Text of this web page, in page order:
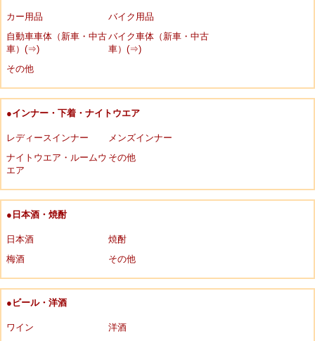
カー用品
バイク用品
自動車車体（新車・中古
車）(⇒)
バイク車体（新車・中古
車）(⇒)
その他
●インナー・下着・ナイトウエア
レディースインナー
メンズインナー
ナイトウエア・ルームウ
エア
その他
●日本酒・焼酎
日本酒
焼酎
梅酒
その他
●ビール・洋酒
ワイン
洋酒